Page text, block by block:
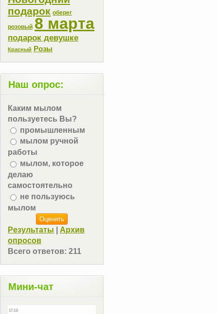
подарок оберег
розовый 8 марта
подарок девушке
Красный Розы
Наш опрос:
Каким мылом
пользуетесь Вы?
промышленным
мылом ручной
работы
мылом, которое
делаю
самостоятельно
не пользуюсь
мылом
Результаты
Архив
опросов
Всего ответов: 211
Мини-чат